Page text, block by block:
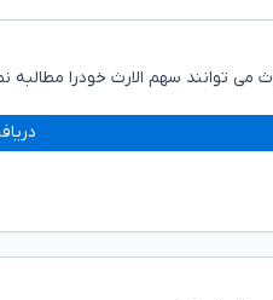
می توانند سهم الارث خودرا مطالبه